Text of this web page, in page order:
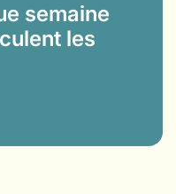
semaine
les